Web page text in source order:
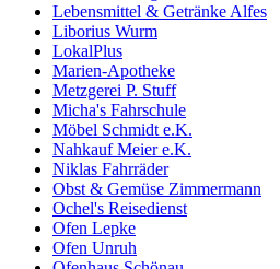
Lebensmittel & Getränke Alfes
Liborius Wurm
LokalPlus
Marien-Apotheke
Metzgerei P. Stuff
Micha's Fahrschule
Möbel Schmidt e.K.
Nahkauf Meier e.K.
Niklas Fahrräder
Obst & Gemüse Zimmermann
Ochel's Reisedienst
Ofen Lepke
Ofen Unruh